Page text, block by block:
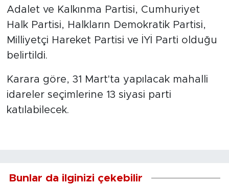
Adalet ve Kalkınma Partisi, Cumhuriyet
Halk Partisi, Halkların Demokratik Partisi,
Milliyetçi Hareket Partisi ve İYİ Parti olduğu
belirtildi.
Karara göre, 31 Mart'ta yapılacak mahalli
idareler seçimlerine 13 siyasi parti
katılabilecek.
Bunlar da ilginizi çekebilir